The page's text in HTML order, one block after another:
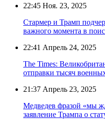
22:45 Ноя. 23, 2025
Стармер и Трамп
важного момента в
22:41 Апрель 24, 2025
The Times:
отправки тысяч
21:37 Апрель 23, 2025
Медведев фразой «мы
заявление Трампа о